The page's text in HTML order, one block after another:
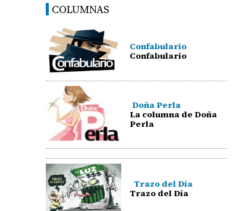
COLUMNAS
Confabulario
Confabulario
Doña Perla
La columna de Doña
Perla
Trazo del Día
Trazo del Día